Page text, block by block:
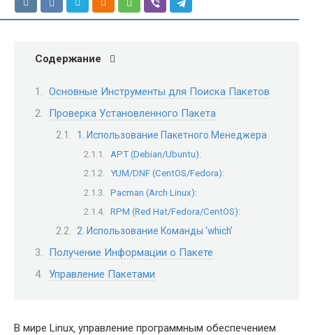
Содержание
Основные Инструменты для Поиска Пакетов
Проверка Установленного Пакета
1. Использование Пакетного Менеджера
APT (Debian/Ubuntu):
YUM/DNF (CentOS/Fedora):
Pacman (Arch Linux):
RPM (Red Hat/Fedora/CentOS):
2. Использование Команды ‘which’
Получение Информации о Пакете
Управление Пакетами
В мире Linux‚ управление программным обеспечением